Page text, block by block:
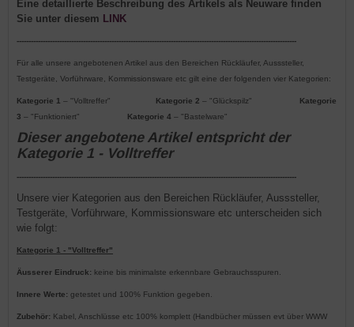
Eine detaillierte Beschreibung des Artikels als Neuware finden
Sie unter diesem LINK
----------------------------------------------------------------------------------------------------------------------
Für alle unsere angebotenen Artikel aus den Bereichen Rückläufer, Ausssteller,
Testgeräte, Vorführware, Kommissionsware etc gilt eine der folgenden vier Kategorien:
Kategorie 1 – "Volltreffer" Kategorie 2 – "Glückspilz" Kategorie
3 – "Funktioniert" Kategorie 4 – "Bastelware"
Dieser angebotene Artikel entspricht der
Kategorie 1 - Volltreffer
----------------------------------------------------------------------------------------------------------------------
Unsere vier Kategorien aus den Bereichen Rückläufer, Ausssteller,
Testgeräte, Vorführware, Kommissionsware etc unterscheiden sich
wie folgt:
Kategorie 1 - "Volltreffer"
Äusserer Eindruck: keine bis minimalste erkennbare Gebrauchsspuren.
Innere Werte: getestet und 100% Funktion gegeben.
Zubehör: Kabel, Anschlüsse etc 100% komplett (Handbücher müssen evt über WWW